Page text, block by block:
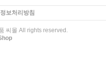
보처리방침
씨몰 All rights reserved.